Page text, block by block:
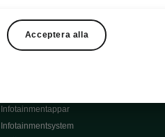
Information om batterier
Garantier
Infotainmentappar
Infotainmentsystem
Acceptera alla